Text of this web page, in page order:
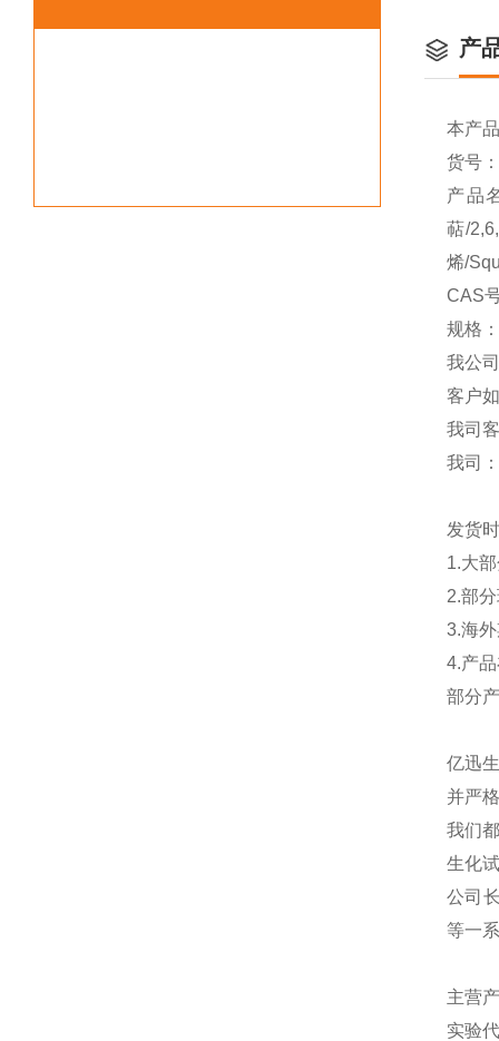
产
本产
货号
产品
萜/
烯/
CAS
规格
我公
客户
我司
我司
发货
1.大
2.部
3.海
4.产
部分
亿迅
并严
我们
生化
公司
等一
主营
实验